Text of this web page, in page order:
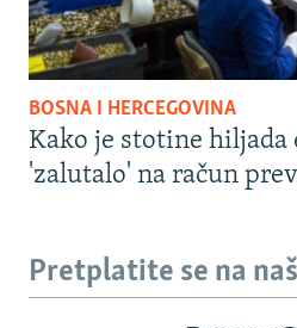
BOSNA I HERCEGOVINA
Kako je stotine hiljada
'zalutalo' na račun
Pretplatite se na